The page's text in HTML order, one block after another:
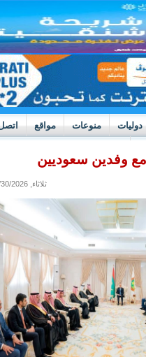
دوليات منوعات مواقع
وفدين سعوديين
ثلاثاء, 06/30/2026 - 21:01